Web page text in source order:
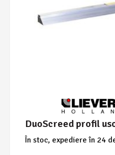
DuoScreed profil
În stoc, expediere în 24